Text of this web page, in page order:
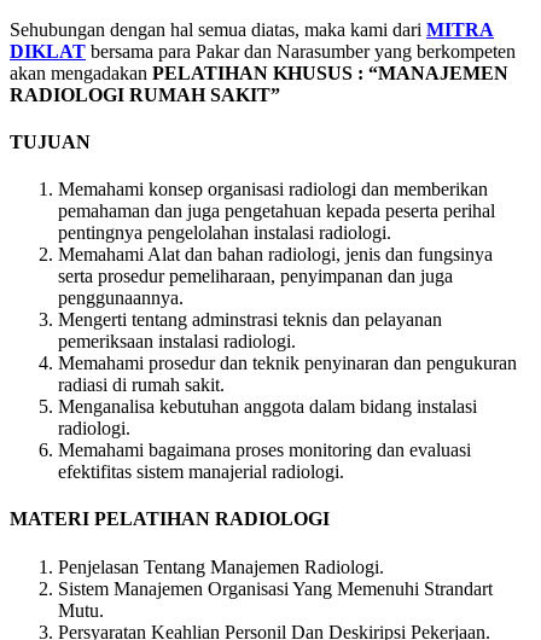
Sehubungan dengan hal semua diatas, maka kami dari MITRA
DIKLAT bersama para Pakar dan Narasumber yang berkompeten
akan mengadakan PELATIHAN KHUSUS : “MANAJEMEN
RADIOLOGI RUMAH SAKIT”
TUJUAN
Memahami konsep organisasi radiologi dan memberikan
pemahaman dan juga pengetahuan kepada peserta perihal
pentingnya pengelolahan instalasi radiologi.
Memahami Alat dan bahan radiologi, jenis dan fungsinya
serta prosedur pemeliharaan, penyimpanan dan juga
penggunaannya.
Mengerti tentang adminstrasi teknis dan pelayanan
pemeriksaan instalasi radiologi.
Memahami prosedur dan teknik penyinaran dan pengukuran
radiasi di rumah sakit.
Menganalisa kebutuhan anggota dalam bidang instalasi
radiologi.
Memahami bagaimana proses monitoring dan evaluasi
efektifitas sistem manajerial radiologi.
MATERI PELATIHAN RADIOLOGI
Penjelasan Tentang Manajemen Radiologi.
Sistem Manajemen Organisasi Yang Memenuhi Strandart
Mutu.
Persyaratan Keahlian Personil Dan Deskiripsi Pekerjaan.